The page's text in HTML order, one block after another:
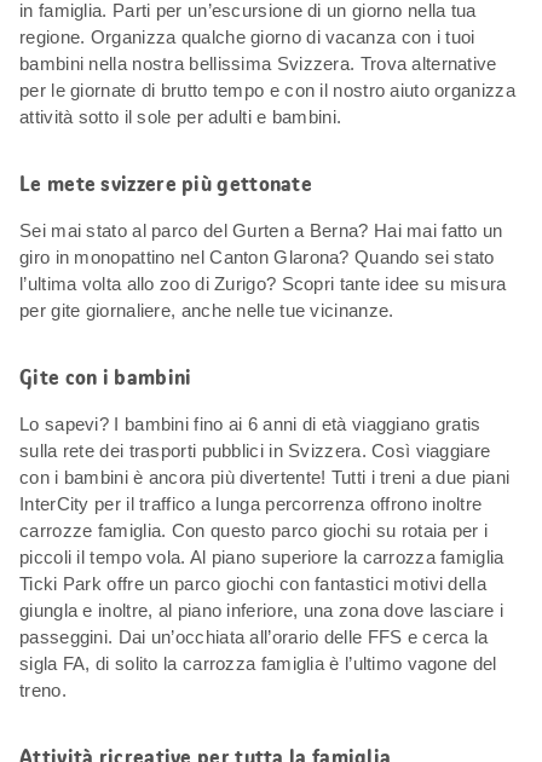
in famiglia. Parti per un’escursione di un giorno nella tua
regione. Organizza qualche giorno di vacanza con i tuoi
bambini nella nostra bellissima Svizzera. Trova alternative
per le giornate di brutto tempo e con il nostro aiuto organizza
attività sotto il sole per adulti e bambini.
Le mete svizzere più gettonate
Sei mai stato al parco del Gurten a Berna? Hai mai fatto un
giro in monopattino nel Canton Glarona? Quando sei stato
l’ultima volta allo zoo di Zurigo? Scopri tante idee su misura
per gite giornaliere, anche nelle tue vicinanze.
Gite con i bambini
Lo sapevi? I bambini fino ai 6 anni di età viaggiano gratis
sulla rete dei trasporti pubblici in Svizzera. Così viaggiare
con i bambini è ancora più divertente! Tutti i treni a due piani
InterCity per il traffico a lunga percorrenza offrono inoltre
carrozze famiglia. Con questo parco giochi su rotaia per i
piccoli il tempo vola. Al piano superiore la carrozza famiglia
Ticki Park offre un parco giochi con fantastici motivi della
giungla e inoltre, al piano inferiore, una zona dove lasciare i
passeggini. Dai un’occhiata all’orario delle FFS e cerca la
sigla FA, di solito la carrozza famiglia è l’ultimo vagone del
treno.